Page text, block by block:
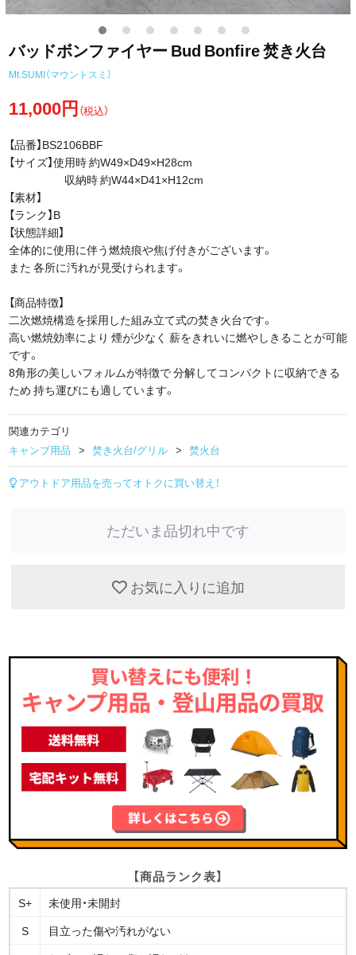
バッドボンファイヤー Bud Bonfire 焚き火台
Mt.SUMI（マウントスミ）
11,000円（税込）
【品番】BS2106BBF
【サイズ】使用時 約W49×D49×H28cm
収納時 約W44×D41×H12cm
【素材】
【ランク】B
【状態詳細】
全体的に使用に伴う燃焼痕や焦げ付きがございます。
また 各所に汚れが見受けられます。
【商品特徴】
二次燃焼構造を採用した組み立て式の焚き火台です。
高い燃焼効率により 煙が少なく 薪をきれいに燃やしきることが可能
です。
8角形の美しいフォルムが特徴で 分解してコンパクトに収納できる
ため 持ち運びにも適しています。
関連カテゴリ
キャンプ用品
焚き火台/グリル 焚火台
アウトドア用品を売ってオトクに買い替え！
ただいま品切れ中です
お気に入りに追加
【商品ランク表】
S+
未使用・未開封
S
目立った傷や汚れがない